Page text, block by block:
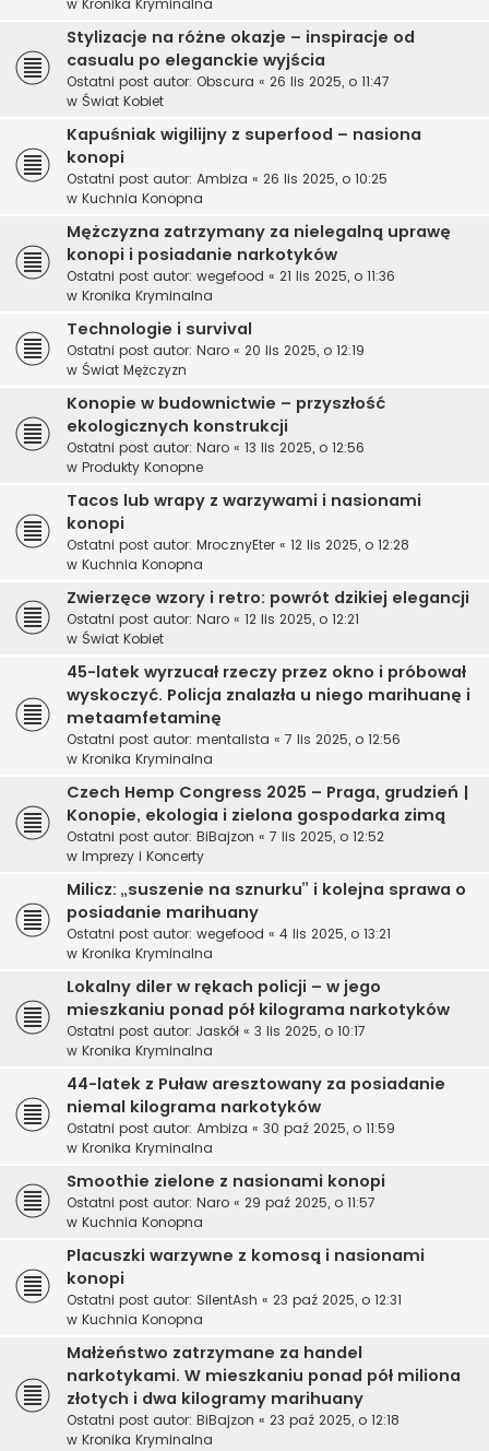
w Kronika Kryminalna
Stylizacje na różne okazje – inspiracje od
casualu po eleganckie wyjścia
Ostatni post autor: Obscura « 26 lis 2025, o 11:47
w Świat Kobiet
Kapuśniak wigilijny z superfood – nasiona
konopi
Ostatni post autor: Ambiza « 26 lis 2025, o 10:25
w Kuchnia Konopna
Mężczyzna zatrzymany za nielegalną uprawę
konopi i posiadanie narkotyków
Ostatni post autor: wegefood « 21 lis 2025, o 11:36
w Kronika Kryminalna
Technologie i survival
Ostatni post autor: Naro « 20 lis 2025, o 12:19
w Świat Mężczyzn
Konopie w budownictwie – przyszłość
ekologicznych konstrukcji
Ostatni post autor: Naro « 13 lis 2025, o 12:56
w Produkty Konopne
Tacos lub wrapy z warzywami i nasionami
konopi
Ostatni post autor: MrocznyEter « 12 lis 2025, o 12:28
w Kuchnia Konopna
Zwierzęce wzory i retro: powrót dzikiej elegancji
Ostatni post autor: Naro « 12 lis 2025, o 12:21
w Świat Kobiet
45-latek wyrzucał rzeczy przez okno i próbował
wyskoczyć. Policja znalazła u niego marihuanę i
metaamfetaminę
Ostatni post autor: mentalista « 7 lis 2025, o 12:56
w Kronika Kryminalna
Czech Hemp Congress 2025 – Praga, grudzień |
Konopie, ekologia i zielona gospodarka zimą
Ostatni post autor: BiBajzon « 7 lis 2025, o 12:52
w Imprezy i Koncerty
Milicz: „suszenie na sznurku” i kolejna sprawa o
posiadanie marihuany
Ostatni post autor: wegefood « 4 lis 2025, o 13:21
w Kronika Kryminalna
Lokalny diler w rękach policji – w jego
mieszkaniu ponad pół kilograma narkotyków
Ostatni post autor: Jaskół « 3 lis 2025, o 10:17
w Kronika Kryminalna
44-latek z Puław aresztowany za posiadanie
niemal kilograma narkotyków
Ostatni post autor: Ambiza « 30 paź 2025, o 11:59
w Kronika Kryminalna
Smoothie zielone z nasionami konopi
Ostatni post autor: Naro « 29 paź 2025, o 11:57
w Kuchnia Konopna
Placuszki warzywne z komosą i nasionami
konopi
Ostatni post autor: SilentAsh « 23 paź 2025, o 12:31
w Kuchnia Konopna
Małżeństwo zatrzymane za handel
narkotykami. W mieszkaniu ponad pół miliona
złotych i dwa kilogramy marihuany
Ostatni post autor: BiBajzon « 23 paź 2025, o 12:18
w Kronika Kryminalna